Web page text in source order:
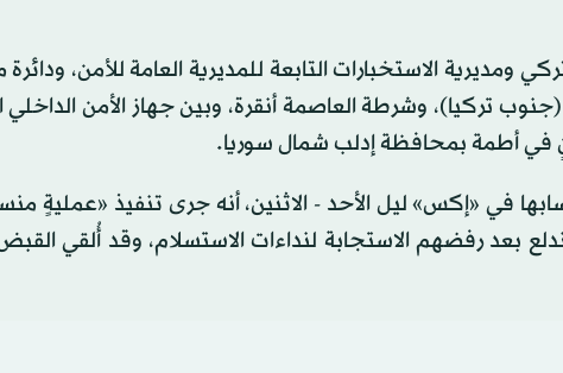
الاستخبارات التابعة للمديرية العامة للأمن،
تركيا)، وشرطة العاصمة أنقرة، وبين جهاز الأمن الداخلي
في أطمة بمحافظة إدلب شمال سوريا.
في «إكس» ليل الأحد - الاثنين، أنه جرى تنفيذ «عمليةٍ